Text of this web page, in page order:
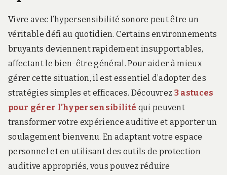
Vivre avec l’hypersensibilité sonore peut être un
véritable défi au quotidien. Certains environnements
bruyants deviennent rapidement insupportables,
affectant le bien-être général. Pour aider à mieux
gérer cette situation, il est essentiel d’adopter des
stratégies simples et efficaces. Découvrez 3 astuces
pour gérer l’hypersensibilité qui peuvent
transformer votre expérience auditive et apporter un
soulagement bienvenu. En adaptant votre espace
personnel et en utilisant des outils de protection
auditive appropriés, vous pouvez réduire